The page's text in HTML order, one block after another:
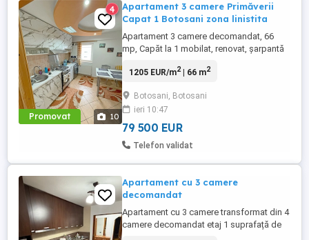
Promovat 10
4
Apartament 3 camere Primăverii
Capat 1 Botosani zona linistita
Apartament 3 camere decomandat, 66
mp, Capăt la 1 mobilat, renovat, șarpantă
camere, decomandat, situat în zona Capăt
Botoșani. Apartamentul este amplasat la
etajul 4, cu șarpantă, având o suprafață
utilă de 66 mp. Compartimentare ...
1205 EUR/m2| 66 m2
Botosani, Botosani
ieri 10:47
79 500 EUR
Telefon validat
Apartament cu 3 camere
decomandat
Apartament cu 3 camere transformat din 4
camere decomandat etaj 1 suprafață de